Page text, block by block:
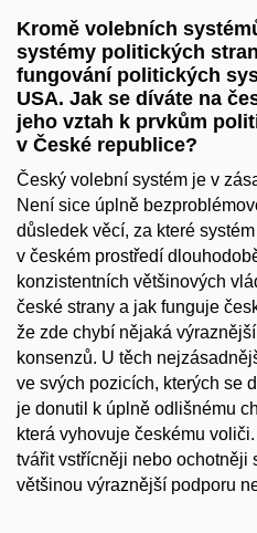
Kromě volebních
systémy politických
fungování politických
USA. Jak se díváte na
jeho vztah k prvkům
v České republice?
Český volební systém je v
Není sice úplně
důsledek věcí, za které
v českém prostředí
konzistentních většinových
české strany a jak funguje
že zde chybí nějaká
konsenzů. U těch
ve svých pozicích, kterých se
je donutil k úplně odlišnému
která vyhovuje českému
tvářit vstřícněji nebo ochotněji
většinou výraznější podporu